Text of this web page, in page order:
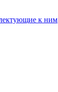
к ним